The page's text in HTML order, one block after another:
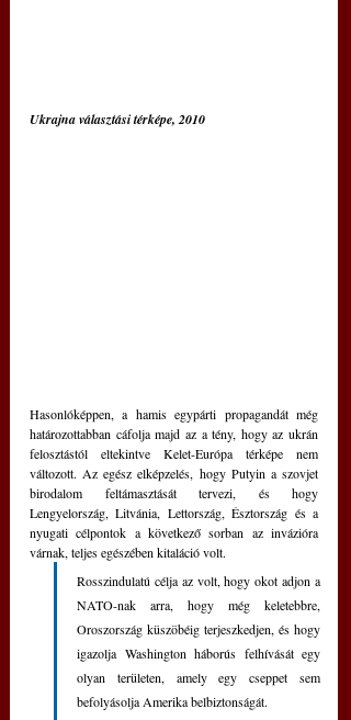
Ukrajna választási térképe, 2010
Hasonlóképpen, a hamis egypárti propagandát még
határozottabban cáfolja majd az a tény, hogy az ukrán
felosztástól eltekintve Kelet-Európa térképe nem
változott. Az egész elképzelés, hogy Putyin a szovjet
birodalom feltámasztását tervezi, és hogy
Lengyelország, Litvánia, Lettország, Észtország és a
nyugati célpontok a következő sorban az invázióra
várnak, teljes egészében kitaláció volt.
Rosszindulatú célja az volt, hogy okot adjon a
NATO-nak arra, hogy még keletebbre,
Oroszország küszöbéig terjeszkedjen, és hogy
igazolja Washington háborús felhívását egy
olyan területen, amely egy cseppet sem
befolyásolja Amerika belbiztonságát.